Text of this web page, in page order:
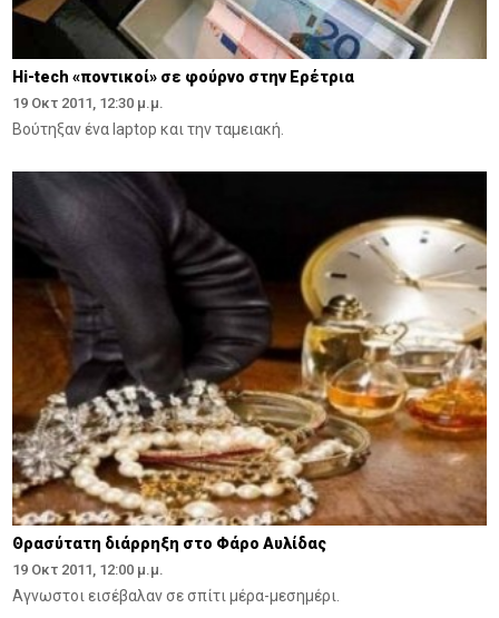
Hi-tech «ποντικοί» σε φούρνο στην Ερέτρια
19 Οκτ 2011, 12:30 μ.μ.
Βούτηξαν ένα laptop και την ταμειακή.
Θρασύτατη διάρρηξη στο Φάρο Αυλίδας
19 Οκτ 2011, 12:00 μ.μ.
Αγνωστοι εισέβαλαν σε σπίτι μέρα-μεσημέρι.